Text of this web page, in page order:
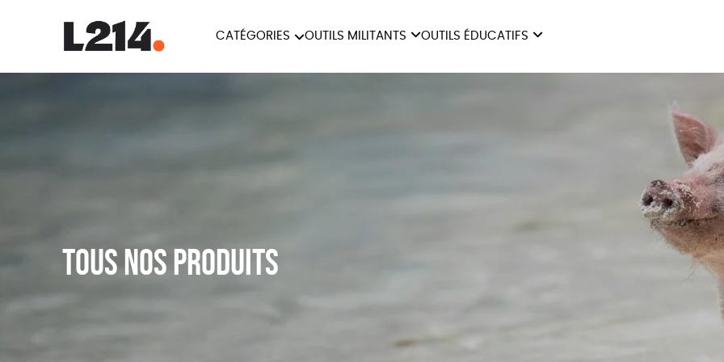
CATÉGORIES OUTILS MILITANTS OUTILS ÉDUCATIFS
Tous nos produits